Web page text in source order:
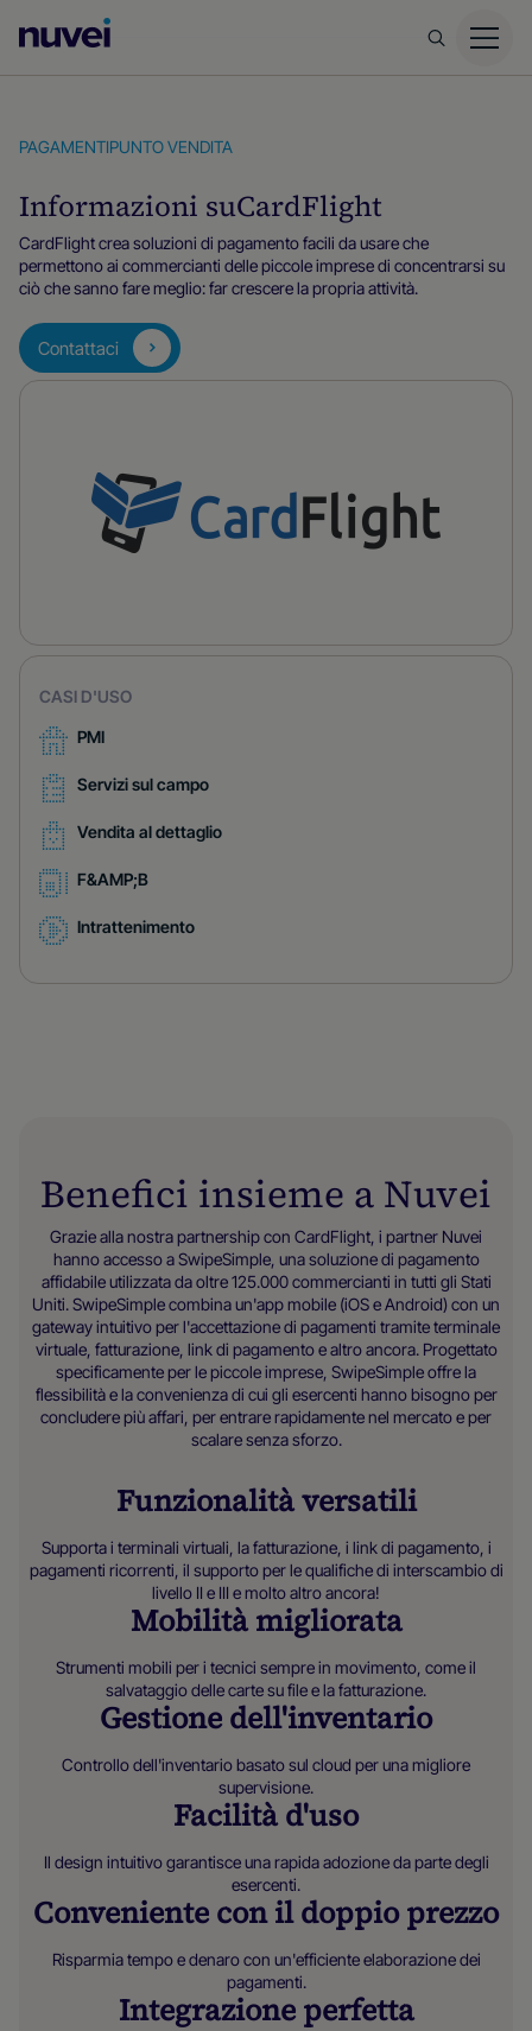
di
PAGAMENTIPUNTO VENDITA
Informazioni suCardFlight
CardFlight crea soluzioni di pagamento facili da usare che
permettono ai commercianti delle piccole imprese di concentrarsi su
ciò che sanno fare meglio: far crescere la propria attività.
Contattaci
CASI D'USO
PMI
Servizi sul campo
Vendita al dettaglio
F&AMP;B
Intrattenimento
Benefici insieme a Nuvei
Grazie alla nostra partnership con CardFlight, i partner Nuvei
hanno accesso a SwipeSimple, una soluzione di pagamento
affidabile utilizzata da oltre 125.000 commercianti in tutti gli Stati
Uniti. SwipeSimple combina un'app mobile (iOS e Android) con un
gateway intuitivo per l'accettazione di pagamenti tramite terminale
virtuale, fatturazione, link di pagamento e altro ancora. Progettato
specificamente per le piccole imprese, SwipeSimple offre la
flessibilità e la convenienza di cui gli esercenti hanno bisogno per
concludere più affari, per entrare rapidamente nel mercato e per
scalare senza sforzo.
Funzionalità versatili
Supporta i terminali virtuali, la fatturazione, i link di pagamento, i
pagamenti ricorrenti, il supporto per le qualifiche di interscambio di
livello II e III e molto altro ancora!
Mobilità migliorata
Strumenti mobili per i tecnici sempre in movimento, come il
salvataggio delle carte su file e la fatturazione.
Gestione dell'inventario
Controllo dell'inventario basato sul cloud per una migliore
supervisione.
Facilità d'uso
Il design intuitivo garantisce una rapida adozione da parte degli
esercenti.
Conveniente con il doppio prezzo
Risparmia tempo e denaro con un'efficiente elaborazione dei
pagamenti.
Integrazione perfetta